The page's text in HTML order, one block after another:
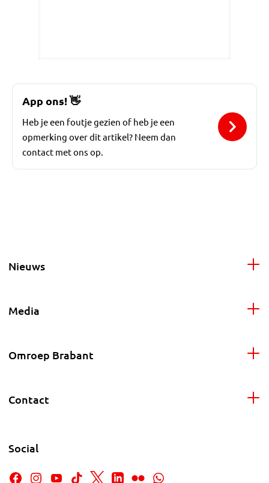
App ons!👋
Heb je een foutje gezien of heb je een
opmerking over dit artikel? Neem dan
contact met ons op.
Nieuws
Media
Omroep Brabant
Contact
Social